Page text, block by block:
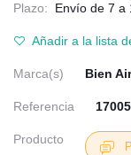
Plazo: Envío de 7 a
Añadir a la lista
Marca(s) Bien Air
Referencia
Producto